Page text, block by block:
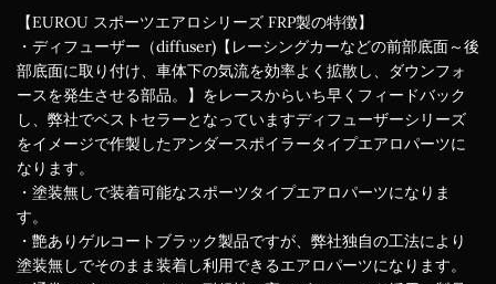
【EUROU スポーツエアロシリーズ FRP製の特徴】
・ディフューザー（diffuser)【レーシングカーなどの前部底面～後
部底面に取り付け、車体下の気流を効率よく拡散し、ダウンフォ
ースを発生させる部品。】をレースからいち早くフィードバック
し、弊社でベストセラーとなっていますディフューザーシリーズ
をイメージで作製したアンダースポイラータイプエアロパーツに
なります。
・塗装無しで装着可能なスポーツタイプエアロパーツになりま
す。
・艶ありゲルコートブラック製品ですが、弊社独自の工法により
塗装無しでそのまま装着し利用できるエアロパーツになります。